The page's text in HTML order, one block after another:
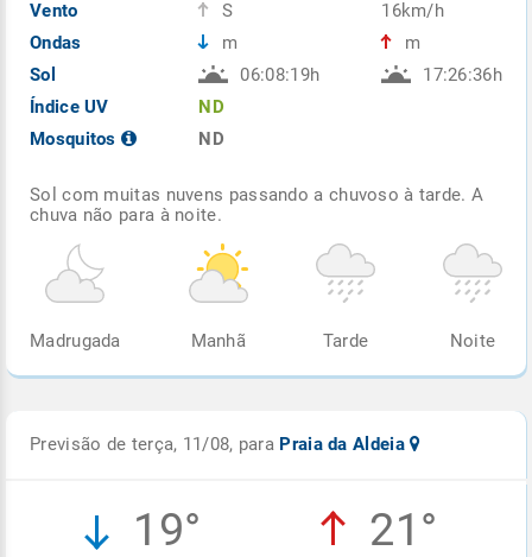
Vento
Ondas
Sol
Índice UV
Mosquitos
S
m
06:08:19h
ND
ND
16km/h
m
17:26:36h
Sol com muitas nuvens passando a chuvoso à tarde. A
chuva não para à noite.
Madrugada Manhã Tarde Noite
Previsão de terça, 11/08, para Praia da Aldeia
19° 21°